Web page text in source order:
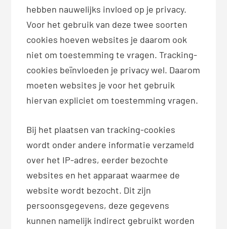
hebben nauwelijks invloed op je privacy.
Voor het gebruik van deze twee soorten
cookies hoeven websites je daarom ook
niet om toestemming te vragen. Tracking-
cookies beïnvloeden je privacy wel. Daarom
moeten websites je voor het gebruik
hiervan expliciet om toestemming vragen.
Bij het plaatsen van tracking-cookies
wordt onder andere informatie verzameld
over het IP-adres, eerder bezochte
websites en het apparaat waarmee de
website wordt bezocht. Dit zijn
persoonsgegevens, deze gegevens
kunnen namelijk indirect gebruikt worden